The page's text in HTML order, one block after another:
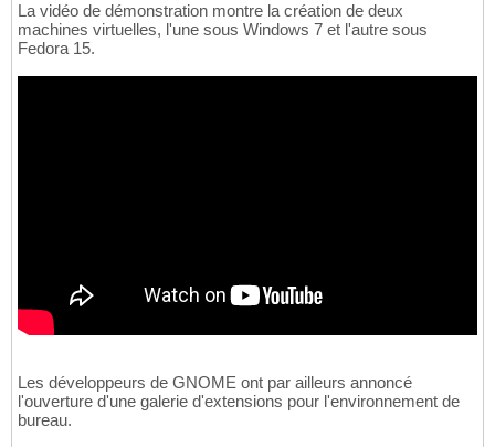
La vidéo de démonstration montre la création de deux
machines virtuelles, l'une sous Windows 7 et l'autre sous
Fedora 15.
Les développeurs de GNOME ont par ailleurs annoncé
l'ouverture d'une galerie d'extensions pour l'environnement de
bureau.